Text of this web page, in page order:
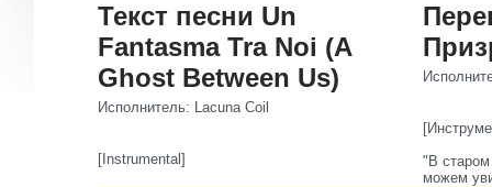
Текст песни Un
Fantasma Tra Noi (A
Ghost Between Us)
Исполнитель: Lacuna Coil
[Instrumental]
"В
можем